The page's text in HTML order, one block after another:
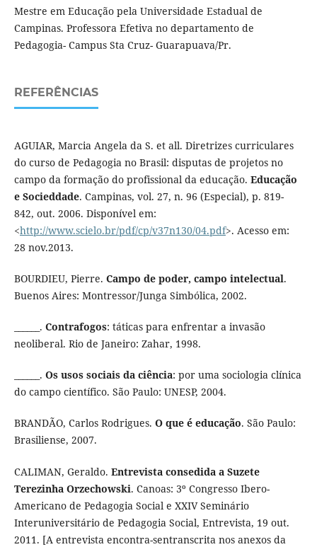
Mestre em Educação pela Universidade Estadual de
Campinas. Professora Efetiva no departamento de
Pedagogia- Campus Sta Cruz- Guarapuava/Pr.
REFERÊNCIAS
AGUIAR, Marcia Angela da S. et all. Diretrizes curriculares
do curso de Pedagogia no Brasil: disputas de projetos no
campo da formação do profissional da educação. Educação
e Socieddade. Campinas, vol. 27, n. 96 (Especial), p. 819-
842, out. 2006. Disponível em:
<http://www.scielo.br/pdf/cp/v37n130/04.pdf>. Acesso em:
28 nov.2013.
BOURDIEU, Pierre. Campo de poder, campo intelectual.
Buenos Aires: Montressor/Junga Simbólica, 2002.
______. Contrafogos: táticas para enfrentar a invasão
neoliberal. Rio de Janeiro: Zahar, 1998.
______. Os usos sociais da ciência: por uma sociologia clínica
do campo científico. São Paulo: UNESP, 2004.
BRANDÃO, Carlos Rodrigues. O que é educação. São Paulo:
Brasiliense, 2007.
CALIMAN, Geraldo. Entrevista consedida a Suzete
Terezinha Orzechowski. Canoas: 3º Congresso Ibero-
Americano de Pedagogia Social e XXIV Seminário
Interuniversitário de Pedagogia Social, Entrevista, 19 out.
2011. [A entrevista encontra-sentranscrita nos anexos da